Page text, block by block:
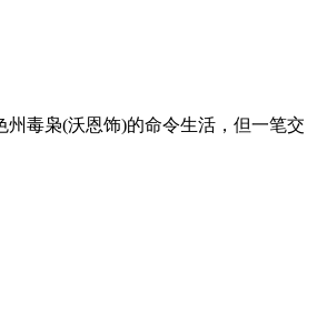
毒枭(沃恩饰)的命令生活，但一笔交